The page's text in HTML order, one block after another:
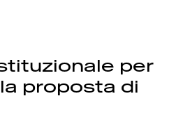
per
proposta di